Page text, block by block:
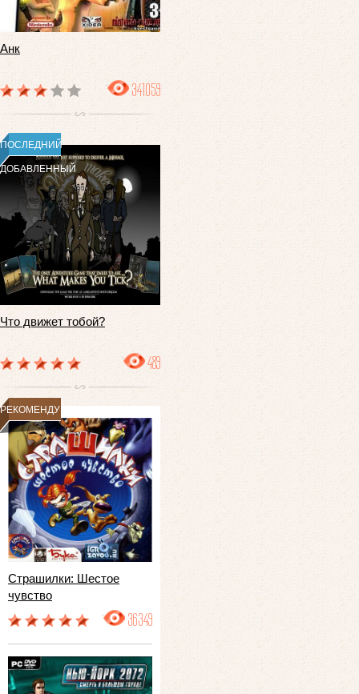
Анк
341059
ПОСЛЕДНИЙ
ДОБАВЛЕННЫЙ
Что движет тобой?
489
РЕКОМЕНДУЕМ
Страшилки: Шестое
чувство
36349